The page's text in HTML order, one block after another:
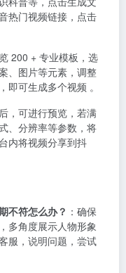
热门视频链接，点击
200 + 专业模板，选
、图片等元素，调整
可生成多个视频 。
，可进行预览，若满
、分辨率等参数，将
内将视频分享到抖
不符怎么办？ ：确保
多角度展示人物形象
服，说明问题，尝试